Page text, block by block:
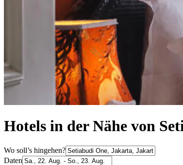
Hotels in der Nähe von
Wo soll’s hingehen?
Daten